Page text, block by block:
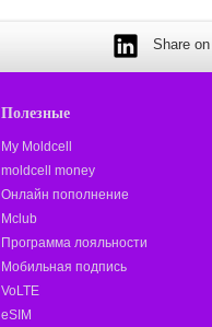
Share
Полезные
My Moldcell
moldcell money
Онлайн пополнение
Mclub
Программа лояльности
Мобильная подпись
VoLTE
eSIM